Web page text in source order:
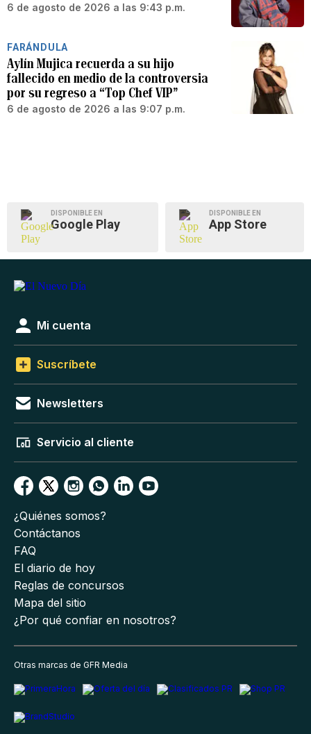
6 de agosto de 2026 a las 9:43 p.m.
FARÁNDULA
Aylín Mujica recuerda a su hijo
fallecido en medio de la controversia
por su regreso a “Top Chef VIP”
6 de agosto de 2026 a las 9:07 p.m.
DISPONIBLE EN
Google Play
DISPONIBLE EN
App Store
Mi cuenta
Suscríbete
Newsletters
Servicio al cliente
¿Quiénes somos?
Contáctanos
FAQ
El diario de hoy
Reglas de concursos
Mapa del sitio
¿Por qué confiar en nosotros?
Otras marcas de GFR Media